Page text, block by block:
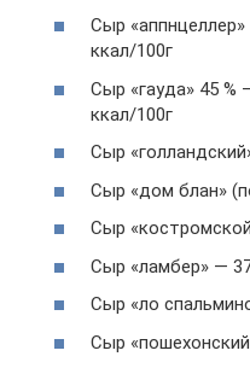
Сыр
ккал/100г
Сыр «гауда» 45
ккал/100г
Сыр
Сыр «дом блан»
Сыр
Сыр «ламбер» —
Сыр «ло
Сыр